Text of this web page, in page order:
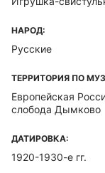
НАРОД:
Русские
ТЕРРИТОРИЯ ПО
Европейская
слобода Дымково
ДАТИРОВКА:
1920-1930-е гг.